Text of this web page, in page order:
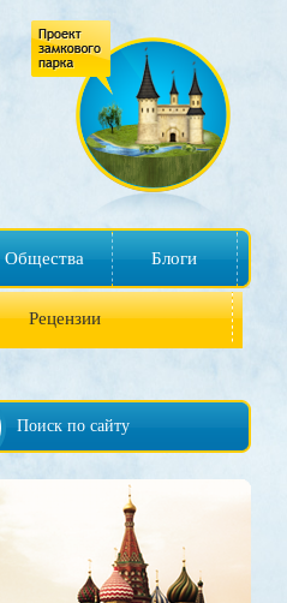
Общества Блоги
Рецензии
Поиск по сайту